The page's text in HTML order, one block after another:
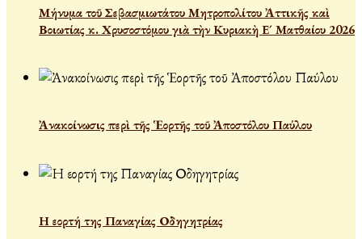
Μήνυμα τοῦ Σεβασμιωτάτου Μητροπολίτου Ἀττικῆς καὶ
Βοιωτίας κ. Χρυσοστόμου γιὰ τὴν Κυριακὴ Ε´ Ματθαίου 2026
Ἀνακοίνωσις περὶ τῆς Ἑορτῆς τοῦ Ἀποστόλου Παύλου
Η εορτή της Παναγίας Οδηγητρίας